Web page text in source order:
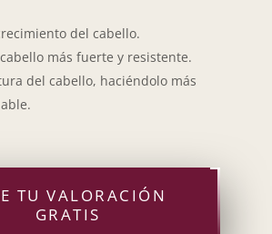
del cabello.
más fuerte y resistente.
del cabello, haciéndolo más
TU VALORACIÓN
GRATIS